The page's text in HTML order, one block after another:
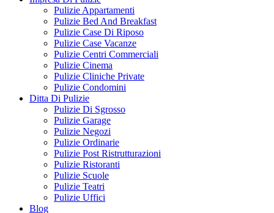
Pulizie Appartamenti
Pulizie Bed And Breakfast
Pulizie Case Di Riposo
Pulizie Case Vacanze
Pulizie Centri Commerciali
Pulizie Cinema
Pulizie Cliniche Private
Pulizie Condomini
Ditta Di Pulizie
Pulizie Di Sgrosso
Pulizie Garage
Pulizie Negozi
Pulizie Ordinarie
Pulizie Post Ristrutturazioni
Pulizie Ristoranti
Pulizie Scuole
Pulizie Teatri
Pulizie Uffici
Blog